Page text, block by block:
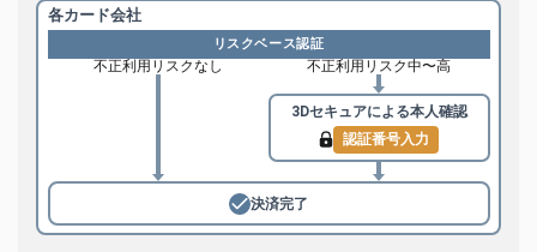
各カード会社
リスクベース認証
不正利用リスクなし 不正利用リスク中〜高
3Dセキュアによる本人確認
認証番号入力
決済完了